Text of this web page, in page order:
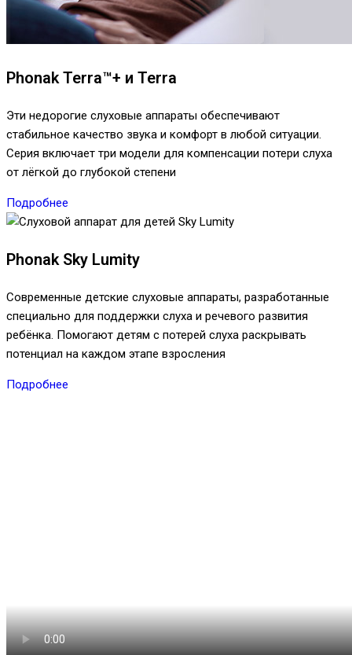
Phonak Terra™+ и Terra
Эти недорогие слуховые аппараты обеспечивают
стабильное качество звука и комфорт в любой ситуации.
Серия включает три модели для компенсации потери слуха
от лёгкой до глубокой степени
Подробнее
Phonak Sky Lumity
Современные детские слуховые аппараты, разработанные
специально для поддержки слуха и речевого развития
ребёнка. Помогают детям с потерей слуха раскрывать
потенциал на каждом этапе взросления
Подробнее